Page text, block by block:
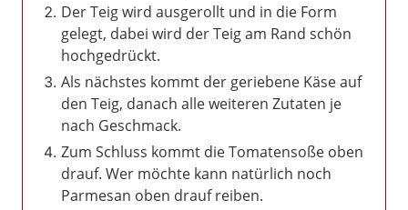
Der Teig wird ausgerollt und in die Form
gelegt, dabei wird der Teig am Rand schön
hochgedrückt.
Als nächstes kommt der geriebene Käse auf
den Teig, danach alle weiteren Zutaten je
nach Geschmack.
Zum Schluss kommt die Tomatensoße oben
drauf. Wer möchte kann natürlich noch
Parmesan oben drauf reiben.